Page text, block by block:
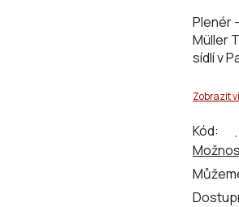
je
0,0
5
Plenér
Müller
sídlí v
Jeho
Zobrazit
Kód: